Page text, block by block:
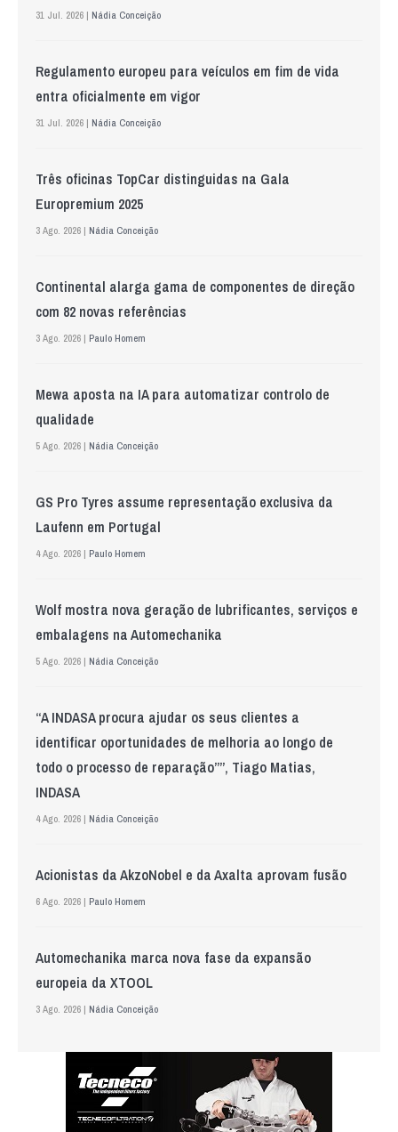
31 Jul. 2026 | Nádia Conceição
Regulamento europeu para veículos em fim de vida
entra oficialmente em vigor
31 Jul. 2026 | Nádia Conceição
Três oficinas TopCar distinguidas na Gala
Europremium 2025
3 Ago. 2026 | Nádia Conceição
Continental alarga gama de componentes de direção
com 82 novas referências
3 Ago. 2026 | Paulo Homem
Mewa aposta na IA para automatizar controlo de
qualidade
5 Ago. 2026 | Nádia Conceição
GS Pro Tyres assume representação exclusiva da
Laufenn em Portugal
4 Ago. 2026 | Paulo Homem
Wolf mostra nova geração de lubrificantes, serviços e
embalagens na Automechanika
5 Ago. 2026 | Nádia Conceição
“A INDASA procura ajudar os seus clientes a
identificar oportunidades de melhoria ao longo de
todo o processo de reparação””, Tiago Matias,
INDASA
4 Ago. 2026 | Nádia Conceição
Acionistas da AkzoNobel e da Axalta aprovam fusão
6 Ago. 2026 | Paulo Homem
Automechanika marca nova fase da expansão
europeia da XTOOL
3 Ago. 2026 | Nádia Conceição